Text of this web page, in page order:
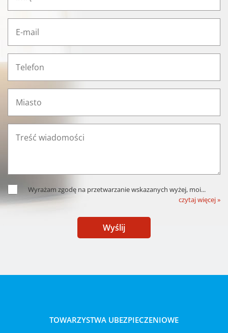
Wyrażam zgodę na przetwarzanie wskazanych wyżej, moi...
czytaj więcej »
Wyślij
TOWARZYSTWA UBEZPIECZENIOWE